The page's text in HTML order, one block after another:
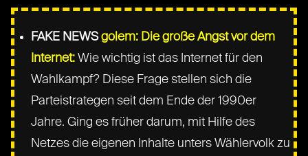
FAKE NEWSgolem: Die große Angst vor dem
Internet: Wie wichtig ist das Internet für den
Wahlkampf? Diese Frage stellen sich die
Parteistrategen seit dem Ende der 1990er
Jahre. Ging es früher darum, mit Hilfe des
Netzes die eigenen Inhalte unters Wählervolk zu